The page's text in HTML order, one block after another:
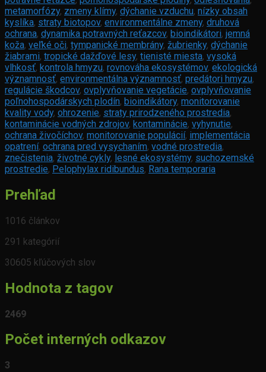
metamorfózy, zmeny klímy, dýchanie vzduchu, nízky obsah
kyslíka, straty biotopov, environmentálne zmeny, druhová
ochrana, dynamika potravných reťazcov, bioindikátori, jemná
koža, veľké oči, tympanické membrány, žubrienky, dýchanie
žiabrami, tropické dažďové lesy, tienisté miesta, vysoká
vlhkosť, kontrola hmyzu, rovnováha ekosystémov, ekologická
významnosť, environmentálna významnosť, predátori hmyzu,
regulácie škodcov, ovplyvňovanie vegetácie, ovplyvňovanie
poľnohospodárskych plodín, bioindikátory, monitorovanie
kvality vody, ohrozenie, straty prirodzeného prostredia,
kontaminácie vodných zdrojov, kontaminácie, vyhynutie,
ochrana živočíchov, monitorovanie populácií, implementácia
opatrení, ochrana pred vysychaním, vodné prostredia,
znečistenia, životné cykly, lesné ekosystémy, suchozemské
prostredie, Pelophylax ridibundus, Rana temporaria
Prehľad
1016 článkov
291 kategórií
30605 kľúčových slov
Hodnota z tagov
2469
Počet interných odkazov
3